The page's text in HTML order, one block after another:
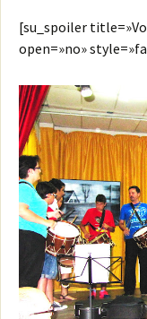
[su_spoiler
open=»no»